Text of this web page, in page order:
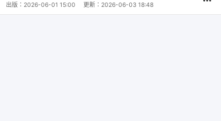
出版： 2026-06-01 15:00 更新： 2026-06-03 18:48